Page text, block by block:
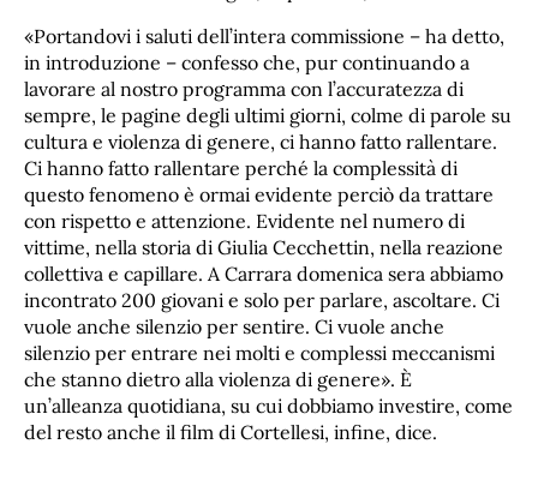
«Portandovi i saluti dell’intera commissione – ha detto,
in introduzione – confesso che, pur continuando a
lavorare al nostro programma con l’accuratezza di
sempre, le pagine degli ultimi giorni, colme di parole su
cultura e violenza di genere, ci hanno fatto rallentare.
Ci hanno fatto rallentare perché la complessità di
questo fenomeno è ormai evidente perciò da trattare
con rispetto e attenzione. Evidente nel numero di
vittime, nella storia di Giulia Cecchettin, nella reazione
collettiva e capillare. A Carrara domenica sera abbiamo
incontrato 200 giovani e solo per parlare, ascoltare. Ci
vuole anche silenzio per sentire. Ci vuole anche
silenzio per entrare nei molti e complessi meccanismi
che stanno dietro alla violenza di genere». È
un’alleanza quotidiana, su cui dobbiamo investire, come
del resto anche il film di Cortellesi, infine, dice.